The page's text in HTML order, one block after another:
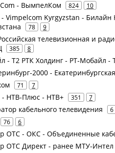
- ВымпелКом 824 10
Vimpelcom Kyrgyzstan - Билайн
78 9
телевизионная и
385 8
- Т2 РТК Холдинг - РТ-Мобайл -
2000 -
71 7
НТВ-Плюс - НТВ+ 351 7
кабельного телевидения 6
76 6
ОТС - ОКС - Объединенные
ОТС Директ - ранее МТУ-Интел